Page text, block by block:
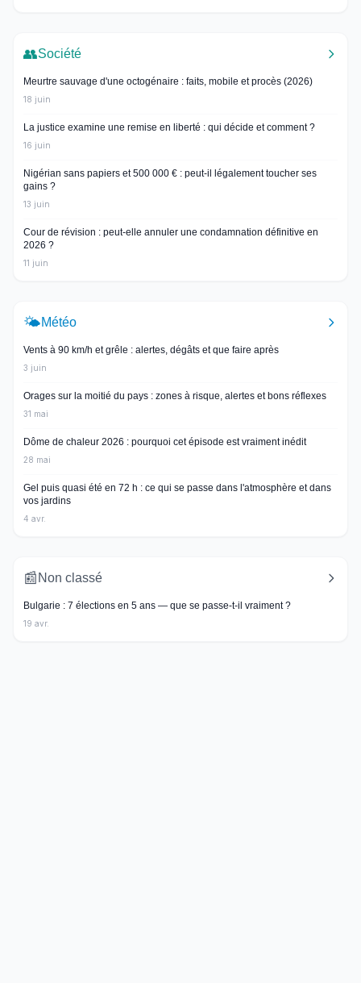
👥Société
Meurtre sauvage d'une octogénaire : faits, mobile et procès (2026)
18 juin
La justice examine une remise en liberté : qui décide et comment ?
16 juin
Nigérian sans papiers et 500 000 € : peut-il légalement toucher ses
gains ?
13 juin
Cour de révision : peut-elle annuler une condamnation définitive en
2026 ?
11 juin
🌤️Météo
Vents à 90 km/h et grêle : alertes, dégâts et que faire après
3 juin
Orages sur la moitié du pays : zones à risque, alertes et bons réflexes
31 mai
Dôme de chaleur 2026 : pourquoi cet épisode est vraiment inédit
28 mai
Gel puis quasi été en 72 h : ce qui se passe dans l'atmosphère et dans
vos jardins
4 avr.
📰 Non classé
Bulgarie : 7 élections en 5 ans — que se passe-t-il vraiment ?
19 avr.